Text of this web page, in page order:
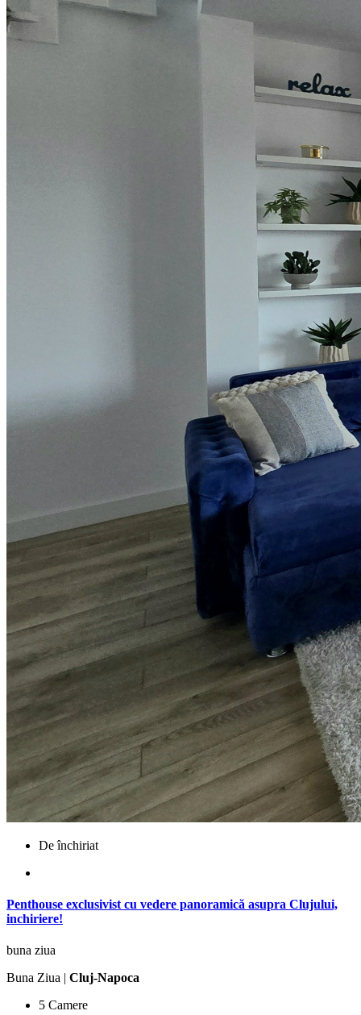
De închiriat
Penthouse exclusivist cu vedere panoramică asupra Clujului,
inchiriere!
buna ziua
Buna Ziua | Cluj-Napoca
5 Camere